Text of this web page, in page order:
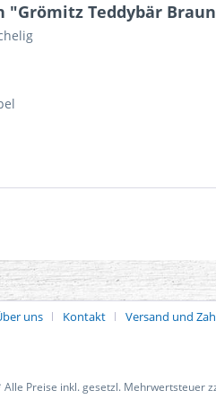
Teddybär
uns Kontakt Versand und
Alle Preise inkl. gesetzl. Mehrwertsteuer